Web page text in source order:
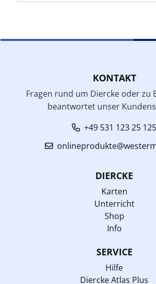
KONTAKT
Fragen rund um Diercke oder zu
beantwortet unser
+49 531 123 25 125
DIERCKE
Karten
Unterricht
Shop
Info
SERVICE
Hilfe
Diercke Atlas Plus